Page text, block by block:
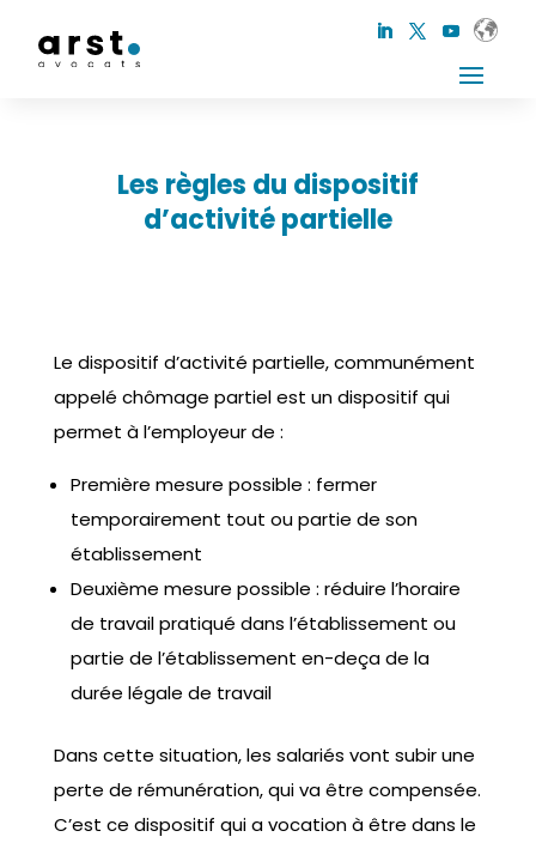
Les règles du dispositif
d’activité partielle
Le dispositif d’activité partielle, communément
appelé chômage partiel est un dispositif qui
permet à l’employeur de :
Première mesure possible : fermer
temporairement tout ou partie de son
établissement
Deuxième mesure possible : réduire l’horaire
de travail pratiqué dans l’établissement ou
partie de l’établissement en-deça de la
durée légale de travail
Dans cette situation, les salariés vont subir une
perte de rémunération, qui va être compensée.
C’est ce dispositif qui a vocation à être dans le